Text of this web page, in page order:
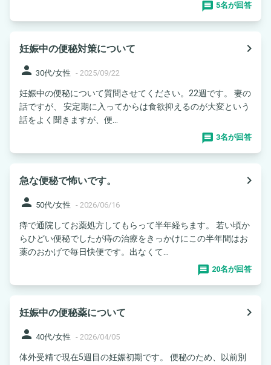
5名が回答
妊娠中の便秘対策について
navigate_next
person 30代/女性 - 2025/09/22
妊娠中の便秘について質問させてください。22週です。 妻の
話ですが、 安定期に入ってからは食欲抑えるのが大変という
話をよく聞きますが、便...
3名が回答
急な便秘で怖いです。
navigate_next
person 50代/女性 - 2026/06/16
痔で通院してお薬処方してもらって半年経ちます。 若い頃か
らひどい便秘でしたが痔の治療をきっかけにこの半年間はお
薬のおかげで毎日快便です。出なくて...
20名が回答
妊娠中の便秘薬について
navigate_next
person 40代/女性 - 2026/04/05
体外受精で現在5週目の妊娠初期です。 便秘のため、以前別